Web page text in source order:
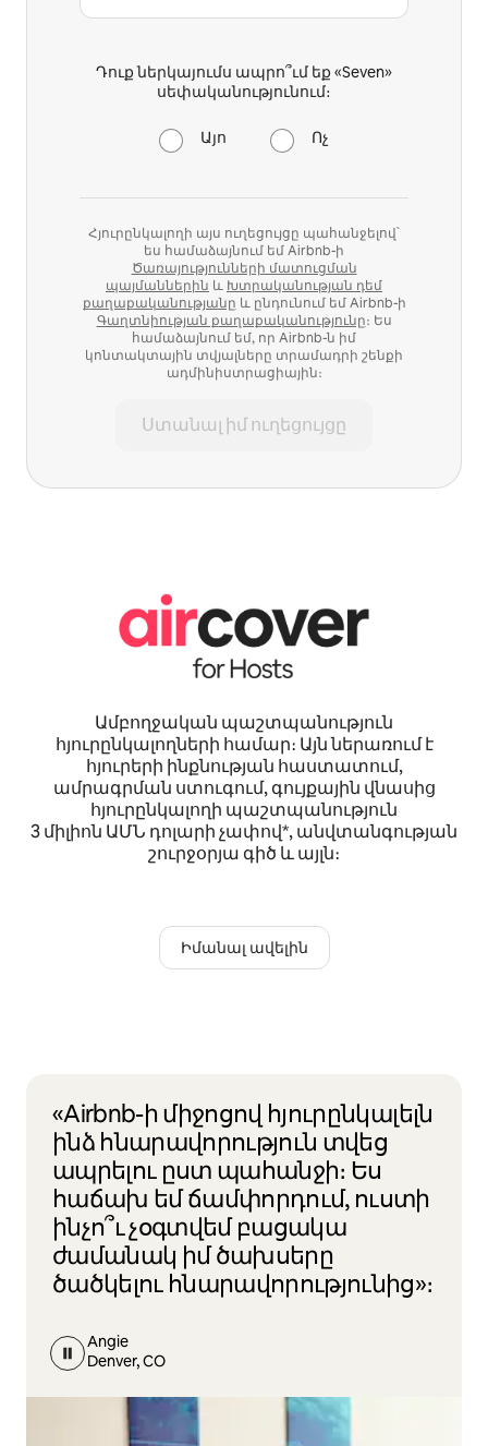
Դուք ներկայումս ապրո՞ւմ եք «Seven»
սեփականությունում։
Այո Ոչ
Հյուրընկալողի այս ուղեցույցը պահանջելով՝
ես համաձայնում եմ Airbnb-ի
Ծառայությունների մատուցման
պայմաններին և Խտրականության դեմ
քաղաքականությանը և ընդունում եմ Airbnb-ի
Գաղտնիության քաղաքականությունը։ Ես
համաձայնում եմ, որ Airbnb-ն իմ
կոնտակտային տվյալները տրամադրի շենքի
ադմինիստրացիային։
Ստանալ իմ ուղեցույցը
Ամբողջական պաշտպանություն
հյուրընկալողների համար։ Այն ներառում է
հյուրերի ինքնության հաստատում,
ամրագրման ստուգում, գույքային վնասից
հյուրընկալողի պաշտպանություն
3 միլիոն ԱՄՆ դոլարի չափով*, անվտանգության
շուրջօրյա գիծ և այլն։
Իմանալ ավելին
«Airbnb-ի միջոցով հյուրընկալելն
ինձ հնարավորություն տվեց
ապրելու ըստ պահանջի։ Ես
հաճախ եմ ճամփորդում, ուստի
ինչո՞ւ չօգտվեմ բացակա
ժամանակ իմ ծախսերը
ծածկելու հնարավորությունից»։
Angie
Denver, CO